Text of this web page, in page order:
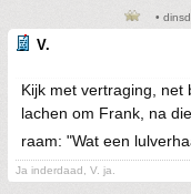
•
V.
Kijk met vertraging, net
lachen om Frank, na
raam: "Wat een
Ja inderdaad, V. ja.